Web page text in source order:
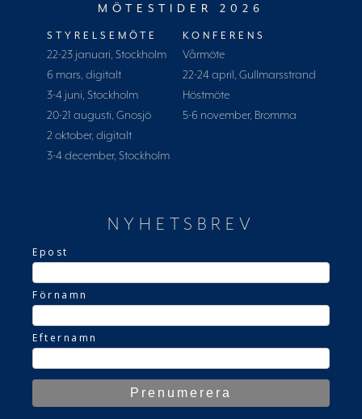
MÖTESTIDER 2026
STYRELSEMÖTE
22-23 januari, Stockholm
6 mars, digitalt
3-4 juni, Stockholm
20-21 augusti, Gnosjö
2 oktober, digitalt
3-4 december, Stockholm
KONFERENS
Vårmöte
22-24 april, Gullmarsstrand
Höstmöte
5-6 november, Bromma
NYHETSBREV
Epost
Förnamn
Efternamn